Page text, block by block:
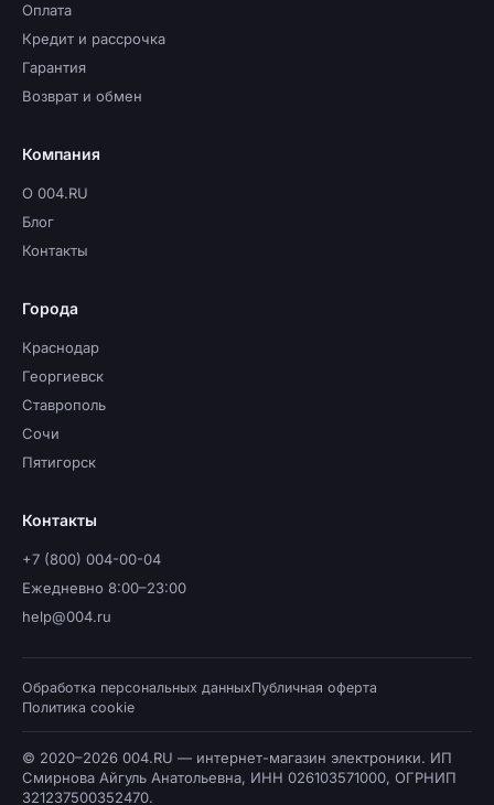
Оплата
Кредит и рассрочка
Гарантия
Возврат и обмен
Компания
О 004.RU
Блог
Контакты
Города
Краснодар
Георгиевск
Ставрополь
Сочи
Пятигорск
Контакты
+7 (800) 004-00-04
Ежедневно 8:00–23:00
help@004.ru
Обработка персональных данныхПубличная оферта
Политика cookie
© 2020–2026 004.RU — интернет-магазин электроники. ИП
Смирнова Айгуль Анатольевна, ИНН 026103571000, ОГРНИП
321237500352470.